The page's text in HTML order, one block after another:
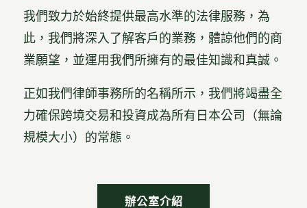
我們致力於始終提供最高水準的法律服務，為
此，我們將深入了解客戶的業務，體諒他們的商
業願望，並運用我們所擁有的最佳知識和真誠。
正如我們律師事務所的名稱所示，我們將竭盡全
力確保跨境交易和投資成為所有日本公司（無論
規模大小）的常態。
辦公室介紹